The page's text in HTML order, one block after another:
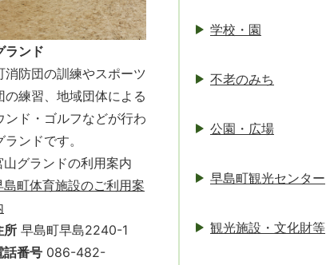
ランド
消防団の訓練やスポーツ
の練習、地域団体による
ンド・ゴルフなどが行わ
ランドです。
山グランドの利用案内
島町体育施設のご利用案
所 早島町早島2240-1
話番号 086-482-
学校・園
不老のみち
公園・広場
早島町観光センター
観光施設・文化財等